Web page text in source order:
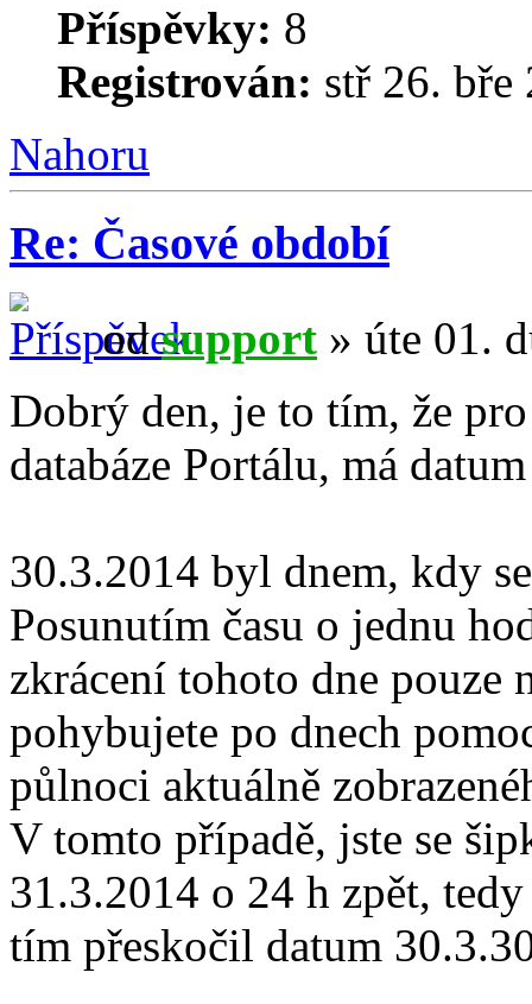
Příspěvky: 8
Registrován: stř 26. bře
Nahoru
Re: Časové období
odsupport » úte 01.
Dobrý den, je to tím, že
databáze Portálu, má
30.3.2014 byl dnem, kdy
Posunutím času o jednu
zkrácení tohoto dne pouze
pohybujete po dnech
půlnoci aktuálně
V tomto případě, jste se
31.3.2014 o 24 h zpět,
tím přeskočil datum